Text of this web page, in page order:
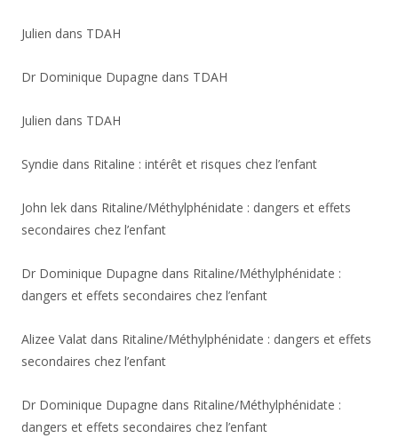
Julien dans TDAH
Dr Dominique Dupagne dans TDAH
Julien dans TDAH
Syndie dans Ritaline : intérêt et risques chez l’enfant
John lek dans Ritaline/Méthylphénidate : dangers et effets
secondaires chez l’enfant
Dr Dominique Dupagne dans Ritaline/Méthylphénidate :
dangers et effets secondaires chez l’enfant
Alizee Valat dans Ritaline/Méthylphénidate : dangers et effets
secondaires chez l’enfant
Dr Dominique Dupagne dans Ritaline/Méthylphénidate :
dangers et effets secondaires chez l’enfant